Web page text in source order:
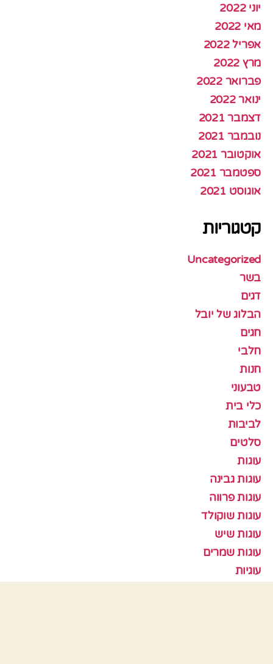
יוני 2022
מאי 2022
אפריל 2022
מרץ 2022
פברואר 2022
ינואר 2022
דצמבר 2021
נובמבר 2021
אוקטובר 2021
ספטמבר 2021
אוגוסט 2021
קטגוריות
Uncategorized
בשר
דגים
הבלוג של יובל
חגים
חלבי
חנות
טבעוני
כלי בית
לביבות
סלטים
עוגות
עוגות גבינה
עוגות פרווה
עוגות שוקולד
עוגות שיש
עוגות שמרים
עוגיות